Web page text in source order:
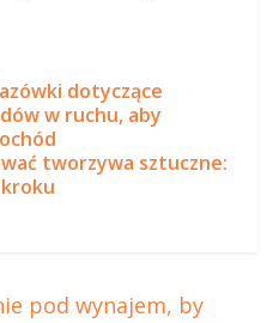
dotyczące
w ruchu, aby
tworzywa sztuczne:
pod wynajem, by